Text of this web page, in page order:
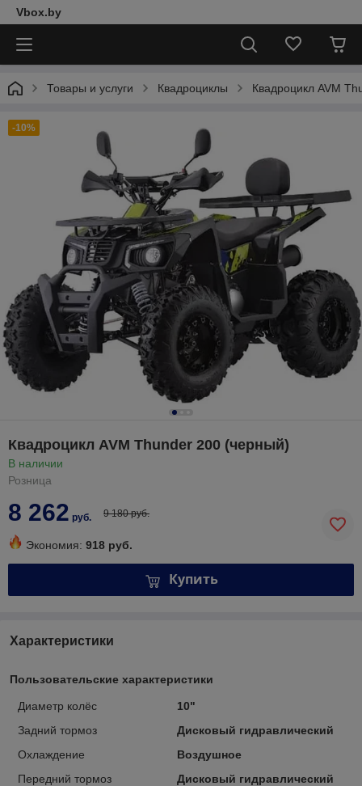
Vbox.by
Товары и услуги Квадроциклы Квадроцикл AVM
-10%
Квадроцикл AVM Thunder 200 (черный)
В наличии
Розница
8 262 руб. 9 180 руб.
Экономия: 918 руб.
Купить
Характеристики
Пользовательские характеристики
Диаметр колёс
10"
Задний тормоз
Дисковый гидравлический
Охлаждение
Воздушное
Передний тормоз
Дисковый гидравлический